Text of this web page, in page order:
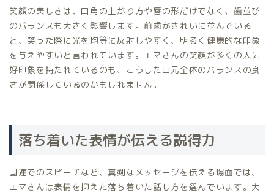
笑顔の美しさは、口角の上がり方や唇の形だけでなく、歯並び
のバランスも大きく影響します。前歯がきれいに並んでいる
と、笑った際に光を均等に反射しやすく、明るく健康的な印象
を与えやすいと言われています。エマさんの笑顔が多くの人に
好印象を持たれているのも、こうした口元全体のバランスの良
さが関係しているのかもしれません。
落ち着いた表情が伝える説得力
国連でのスピーチなど、真剣なメッセージを伝える場面では、
エマさんは表情を抑えた落ち着いた話し方を選んでいます。大